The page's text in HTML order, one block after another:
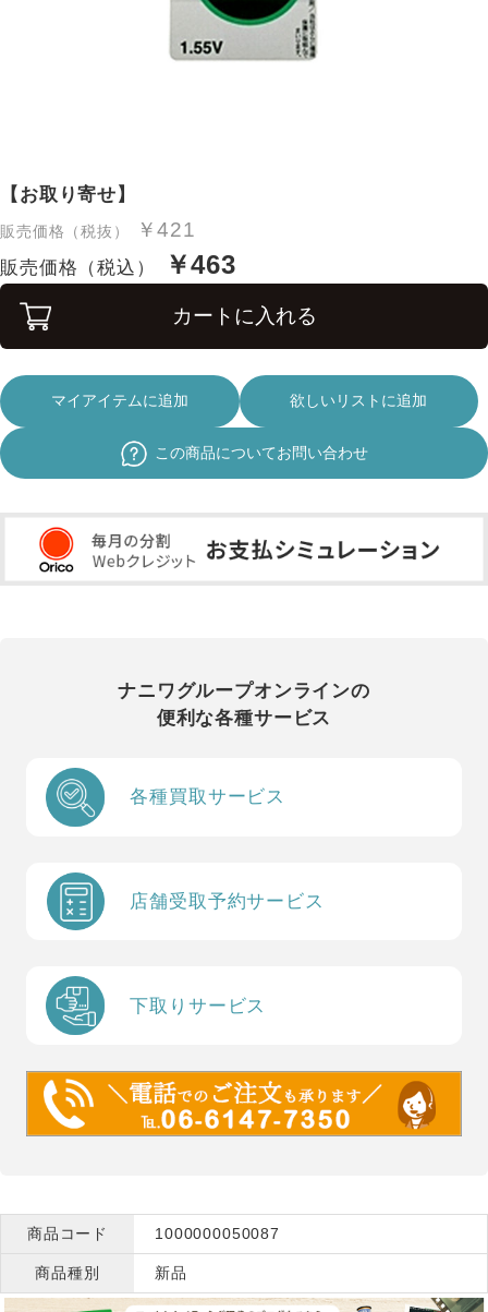
【お取り寄せ】
販売価格（税抜） ￥421
販売価格（税込） ￥463
カートに入れる
マイアイテムに追加 欲しいリストに追加
この商品についてお問い合わせ
ナニワグループオンラインの
便利な各種サービス
各種買取サービス
店舗受取予約サービス
下取りサービス
商品コード 1000000050087
商品種別 新品